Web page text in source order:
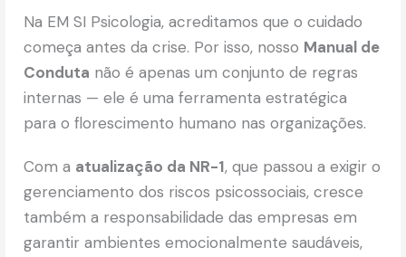
Na EM SI Psicologia, acreditamos que o cuidado
começa antes da crise. Por isso, nosso Manual de
Conduta não é apenas um conjunto de regras
internas — ele é uma ferramenta estratégica
para o florescimento humano nas organizações.
Com a atualização da NR-1, que passou a exigir o
gerenciamento dos riscos psicossociais, cresce
também a responsabilidade das empresas em
garantir ambientes emocionalmente saudáveis,